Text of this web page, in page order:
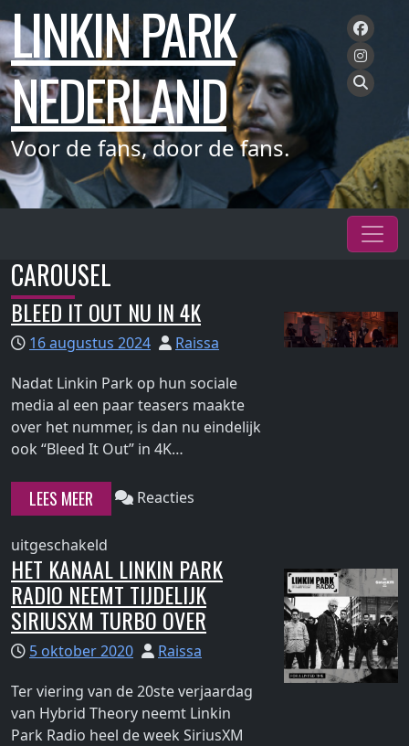
Meteen
naar
de
inhoud
LINKIN PARK
NEDERLAND
Voor de fans, door de fans.
CAROUSEL
BLEED IT OUT NU IN 4K
16 augustus 2024
Raissa
Nadat Linkin Park op hun sociale
media al een paar teasers maakte
over het nummer, is dan nu eindelijk
ook “Bleed It Out” in 4K…
"Bleed
nu
in
4K"
LEES MEER Reacties
uitgeschakeld
Bleed
It
Out
nu
in
HET KANAAL LINKIN PARK
RADIO NEEMT TIJDELIJK
SIRIUSXM TURBO OVER
5 oktober 2020
Raissa
Ter viering van de 20ste verjaardag
van Hybrid Theory neemt Linkin
Park Radio heel de week SiriusXM